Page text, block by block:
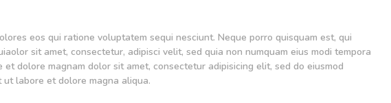
eos qui ratione voluptatem sequi nesciunt. Neque porro quisquam est, qui
sit amet, consectetur, adipisci velit, sed quia non numquam eius modi tempora
et dolore magnam dolor sit amet, consectetur adipisicing elit, sed do eiusmod
ut labore et dolore magna aliqua.